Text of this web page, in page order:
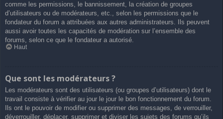
comme les permissions, le bannissement, la création de groupes
d’utilisateurs ou de modérateurs, etc., selon les permissions que le
fondateur du forum a attribuées aux autres administrateurs. Ils peuvent
aussi avoir toutes les capacités de modération sur l’ensemble des
forums, selon ce que le fondateur a autorisé.
Haut
Que sont les modérateurs ?
Les modérateurs sont des utilisateurs (ou groupes d’utilisateurs) dont le
travail consiste à vérifier au jour le jour le bon fonctionnement du forum.
Ils ont le pouvoir de modifier ou supprimer des messages, de verrouiller,
déverrouiller, déplacer, supprimer et diviser les sujets des forums qu’ils